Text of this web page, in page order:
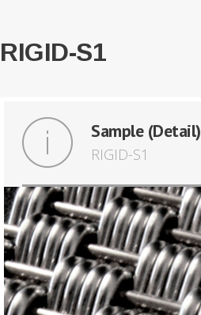
RIGID-S1
Sample (Detail)
RIGID-S1